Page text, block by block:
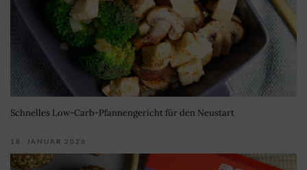
Schnelles Low-Carb-Pfannengericht für den Neustart
18. JANUAR 2026